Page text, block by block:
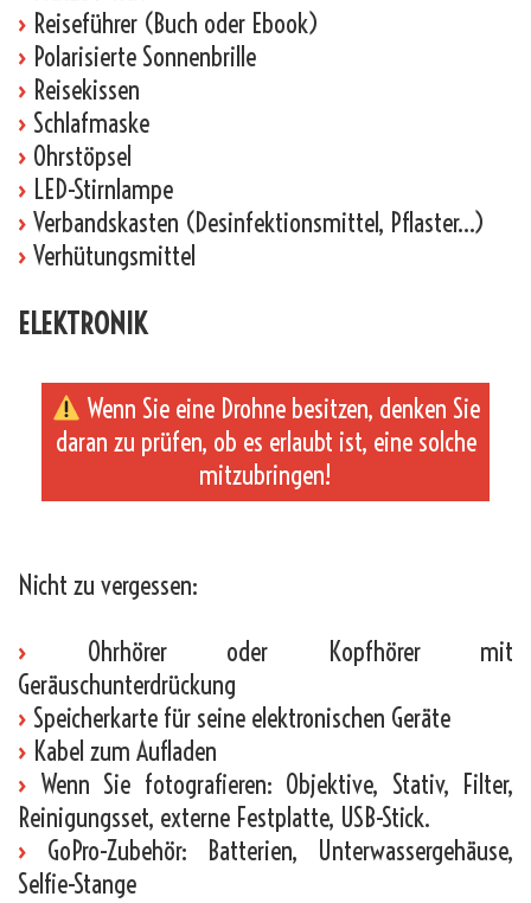
› Reiseführer (Buch oder Ebook)
› Polarisierte Sonnenbrille
› Reisekissen
› Schlafmaske
› Ohrstöpsel
› LED-Stirnlampe
› Verbandskasten (Desinfektionsmittel, Pflaster…)
› Verhütungsmittel
ELEKTRONIK
Wenn Sie eine Drohne besitzen, denken Sie
daran zu prüfen, ob es erlaubt ist, eine solche
mitzubringen!
Nicht zu vergessen:
›
Ohrhörer oder Kopfhörer mit
Geräuschunterdrückung
› Speicherkarte für seine elektronischen Geräte
› Kabel zum Aufladen
› Wenn Sie fotografieren: Objektive, Stativ, Filter,
Reinigungsset, externe Festplatte, USB-Stick.
› GoPro-Zubehör: Batterien, Unterwassergehäuse,
Selfie-Stange